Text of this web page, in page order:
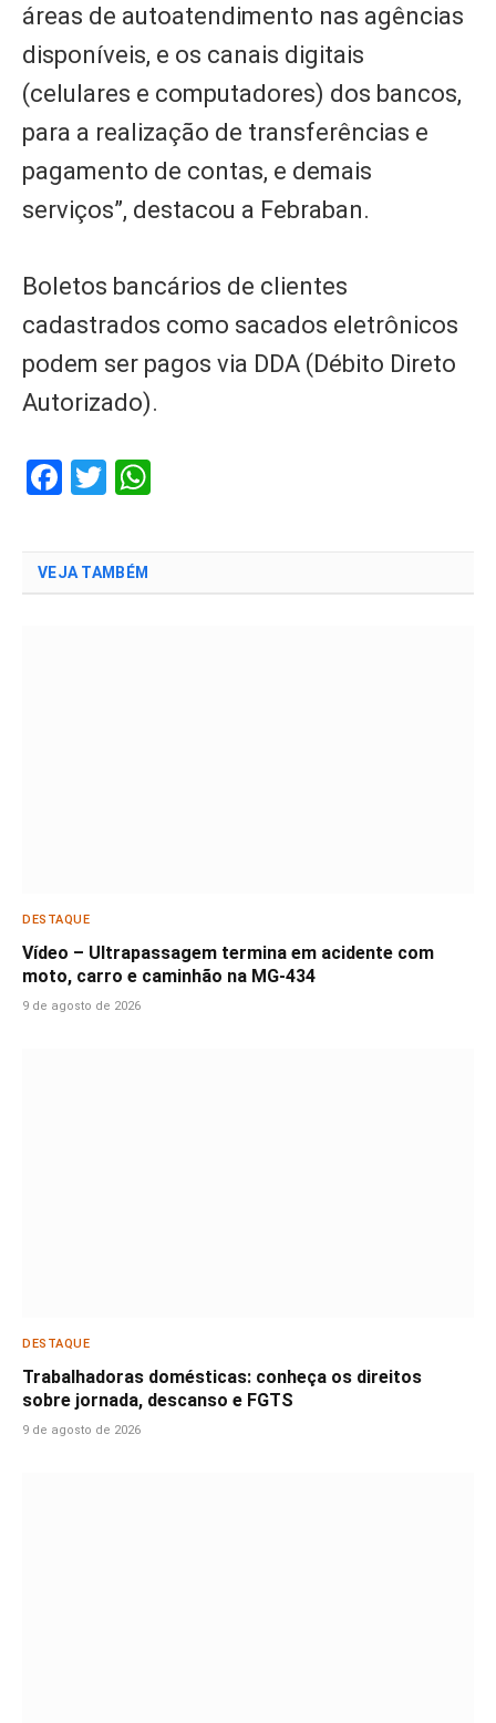
áreas de autoatendimento nas agências
disponíveis, e os canais digitais
(celulares e computadores) dos bancos,
para a realização de transferências e
pagamento de contas, e demais
serviços”, destacou a Febraban.
Boletos bancários de clientes
cadastrados como sacados eletrônicos
podem ser pagos via DDA (Débito Direto
Autorizado).
Facebook
Twitter
VEJA TAMBÉM
DESTAQUE
Vídeo – Ultrapassagem termina em acidente com
moto, carro e caminhão na MG-434
9 de agosto de 2026
DESTAQUE
Trabalhadoras domésticas: conheça os direitos
sobre jornada, descanso e FGTS
9 de agosto de 2026